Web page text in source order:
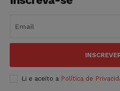
Li e aceito a Política de